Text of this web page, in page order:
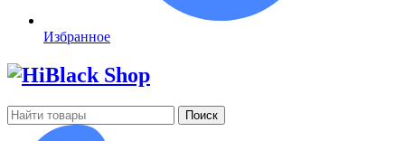
Избранное
Поиск